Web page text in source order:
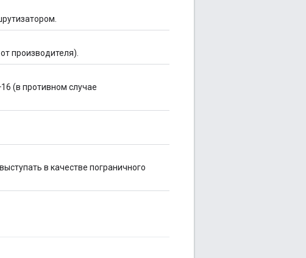
производителя).
(в противном случае
в качестве пограничного